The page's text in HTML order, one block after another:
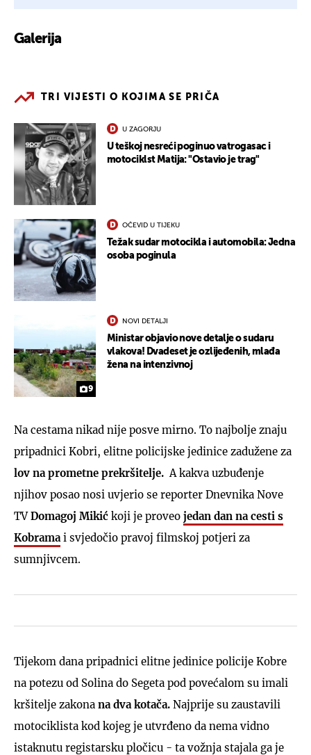
Galerija
TRI VIJESTI O KOJIMA SE PRIČA
U ZAGORJU
U teškoj nesreći poginuo vatrogasac i
motociklst Matija: "Ostavio je trag"
OČEVID U TIJEKU
Težak sudar motocikla i automobila: Jedna
osoba poginula
9
NOVI DETALJI
Ministar objavio nove detalje o sudaru
vlakova! Dvadeset je ozlijeđenih, mlađa
žena na intenzivnoj
Na cestama nikad nije posve mirno. To najbolje znaju
pripadnici Kobri, elitne policijske jedinice zadužene za
lov na prometne prekršitelje. A kakva uzbuđenje
njihov posao nosi uvjerio se reporter Dnevnika Nove
TVDomagoj Mikić koji je proveo jedan dan na cesti s
Kobrama i svjedočio pravoj filmskoj potjeri za
sumnjivcem.
Tijekom dana pripadnici elitne jedinice policije Kobre
na potezu od Solina do Segeta pod povećalom su imali
kršitelje zakona na dva kotača. Najprije su zaustavili
motociklista kod kojeg je utvrđeno da nema vidno
istaknutu registarsku pločicu - ta vožnja stajala ga je